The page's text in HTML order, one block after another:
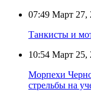
07:49 Март 27,
Танкисты и
10:54 Март 25,
Морпехи
стрельбы на